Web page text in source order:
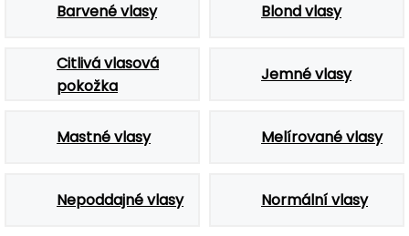
Barvené vlasy Blond vlasy
Citlivá vlasová
pokožka
Jemné vlasy
Mastné vlasy Melírované vlasy
Nepoddajné vlasy Normální vlasy